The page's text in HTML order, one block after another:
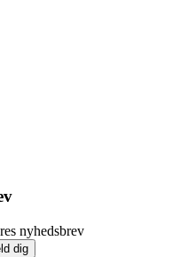
nyhedsbrev
dig